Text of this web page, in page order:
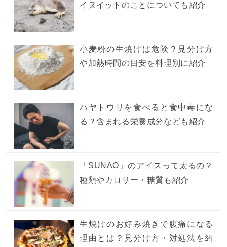
イヌイットのことについても紹介
小麦粉の生焼けは危険？見分け方
や加熱時間の目安を料理別に紹介
ハヤトウリを食べると食中毒にな
る？含まれる栄養成分なども紹介
「SUNAO」のアイスって太るの？
種類やカロリー・糖質も紹介
生焼けのお好み焼きで腹痛になる
理由とは？見分け方・対処法を紹